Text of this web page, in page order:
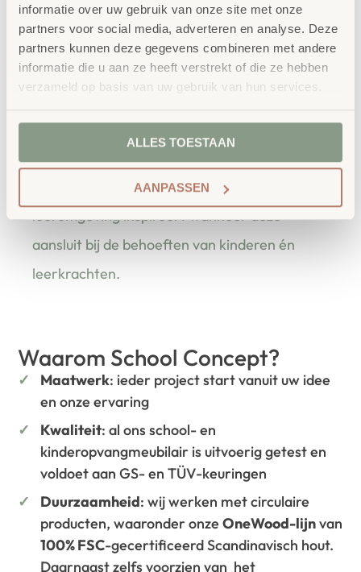
informatie over uw gebruik van onze site met onze
partners voor social media, adverteren en analyse. Deze
partners kunnen deze gegevens combineren met andere
informatie die u aan ze heeft verstrekt of die ze hebben
verzameld op basis van uw gebruik van hun services.
ALLES TOESTAAN
AANPASSEN
Vertrouwdbestellen bij School
Concept
School Concept is de specialist in
onderwijsmeubilair. Wij geloven dat een
leeromgeving inspireert wanneer deze
aansluit bij de behoeften van kinderen én
leerkrachten.
Waarom School Concept?
Maatwerk: ieder project start vanuit uw idee
en onze ervaring
Kwaliteit: al ons school- en
kinderopvangmeubilair is uitvoerig getest en
voldoet aan GS- en TÜV-keuringen
Duurzaamheid: wij werken met circulaire
producten, waaronder onzeOneWood-lijnvan
100% FSC-gecertificeerd Scandinavisch hout.
Daarnaast zelfs voorzien van het